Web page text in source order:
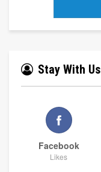
Stay With Us
Facebook
Likes